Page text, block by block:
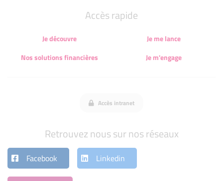
Accès rapide
Je découvre
Je me lance
Nos solutions financières
Je m'engage
Accès intranet
Retrouvez nous sur nos réseaux
Facebook Linkedin